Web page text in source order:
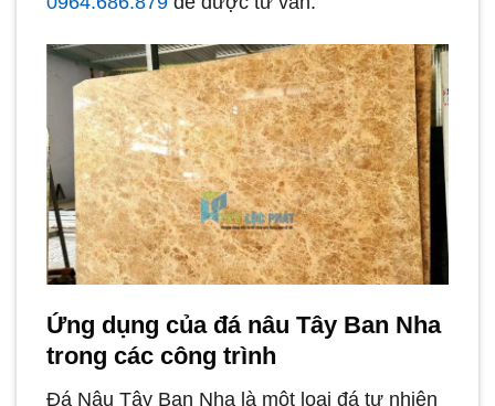
Ứng dụng của đá nâu Tây Ban Nha
trong các công trình
Đá Nâu Tây Ban Nha là một loại đá tự nhiên